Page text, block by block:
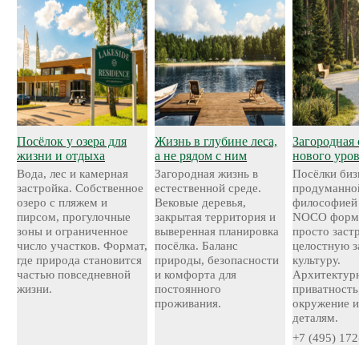
Посёлок у озера для
жизни и отдыха
Вода, лес и камерная
застройка. Собственное
озеро с пляжем и
пирсом, прогулочные
зоны и ограниченное
число участков. Формат,
где природа становится
частью повседневной
жизни.
Жизнь в глубине леса,
а не рядом с ним
Загородная жизнь в
естественной среде.
Вековые деревья,
закрытая территория и
выверенная планировка
посёлка. Баланс
природы, безопасности
и комфорта для
постоянного
проживания.
Загородная
нового
Посёлки
NOCO
просто
целостную
культуру.
окружение
деталям.
+7 (495)